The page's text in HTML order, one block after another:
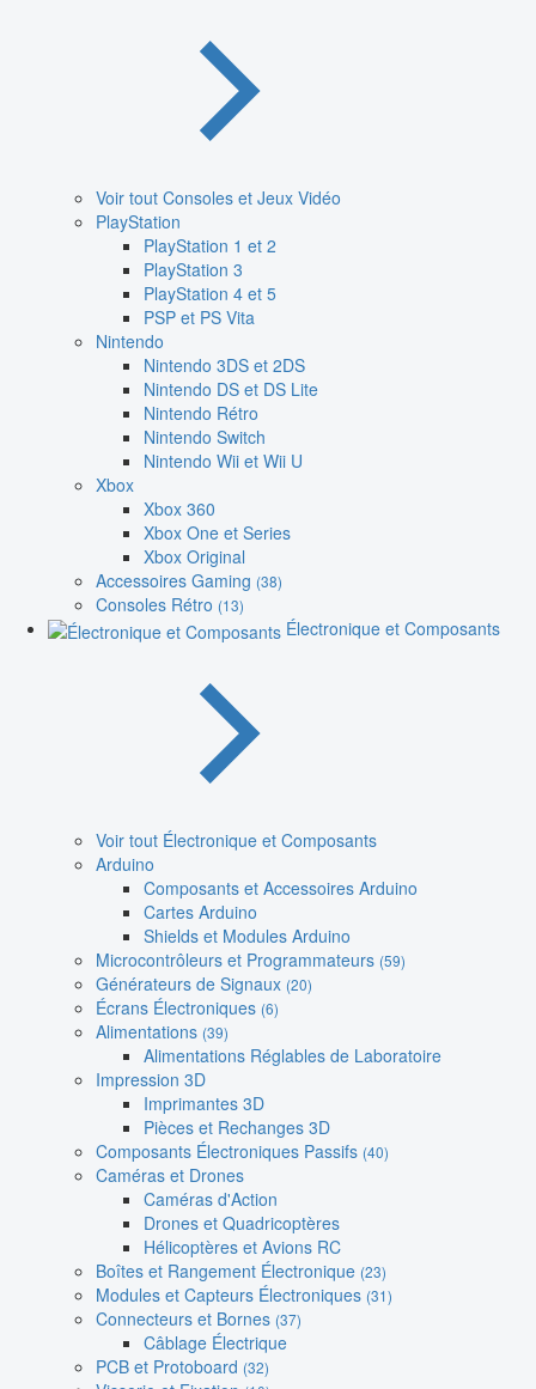
Voir tout Consoles et Jeux Vidéo
PlayStation
PlayStation 1 et 2
PlayStation 3
PlayStation 4 et 5
PSP et PS Vita
Nintendo
Nintendo 3DS et 2DS
Nintendo DS et DS Lite
Nintendo Rétro
Nintendo Switch
Nintendo Wii et Wii U
Xbox
Xbox 360
Xbox One et Series
Xbox Original
Accessoires Gaming (38)
Consoles Rétro (13)
Électronique et Composants
Voir tout Électronique et Composants
Arduino
Composants et Accessoires Arduino
Cartes Arduino
Shields et Modules Arduino
Microcontrôleurs et Programmateurs (59)
Générateurs de Signaux (20)
Écrans Électroniques (6)
Alimentations (39)
Alimentations Réglables de Laboratoire
Impression 3D
Imprimantes 3D
Pièces et Rechanges 3D
Composants Électroniques Passifs (40)
Caméras et Drones
Caméras d'Action
Drones et Quadricoptères
Hélicoptères et Avions RC
Boîtes et Rangement Électronique (23)
Modules et Capteurs Électroniques (31)
Connecteurs et Bornes (37)
Câblage Électrique
PCB et Protoboard (32)